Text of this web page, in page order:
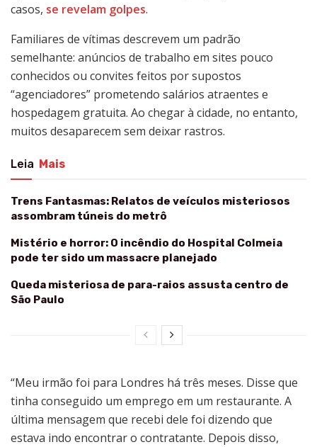
casos, se revelam golpes.
Familiares de vítimas descrevem um padrão
semelhante: anúncios de trabalho em sites pouco
conhecidos ou convites feitos por supostos
“agenciadores” prometendo salários atraentes e
hospedagem gratuita. Ao chegar à cidade, no entanto,
muitos desaparecem sem deixar rastros.
Leia Mais
Trens Fantasmas: Relatos de veículos misteriosos
assombram túneis do metrô
Mistério e horror: O incêndio do Hospital Colmeia
pode ter sido um massacre planejado
Queda misteriosa de para-raios assusta centro de
São Paulo
“Meu irmão foi para Londres há três meses. Disse que
tinha conseguido um emprego em um restaurante. A
última mensagem que recebi dele foi dizendo que
estava indo encontrar o contratante. Depois disso,